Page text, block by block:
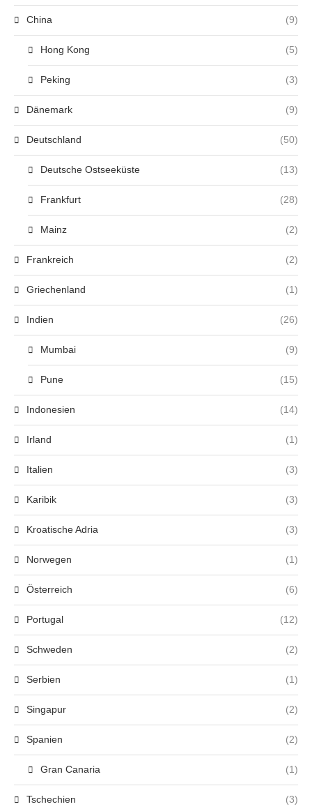
China (9)
Hong Kong (5)
Peking (3)
Dänemark (9)
Deutschland (50)
Deutsche Ostseeküste (13)
Frankfurt (28)
Mainz (2)
Frankreich (2)
Griechenland (1)
Indien (26)
Mumbai (9)
Pune (15)
Indonesien (14)
Irland (1)
Italien (3)
Karibik (3)
Kroatische Adria (3)
Norwegen (1)
Österreich (6)
Portugal (12)
Schweden (2)
Serbien (1)
Singapur (2)
Spanien (2)
Gran Canaria (1)
Tschechien (3)